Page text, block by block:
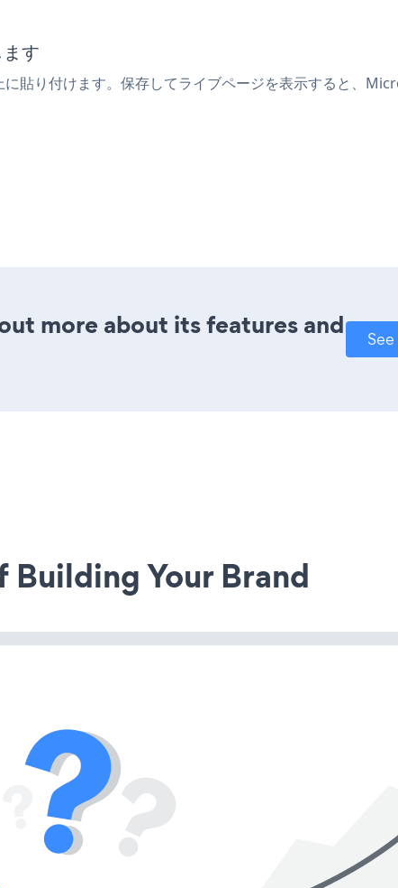
す
貼り付けます。保存してライブページを表示すると、
more about its features and
Building Your Brand